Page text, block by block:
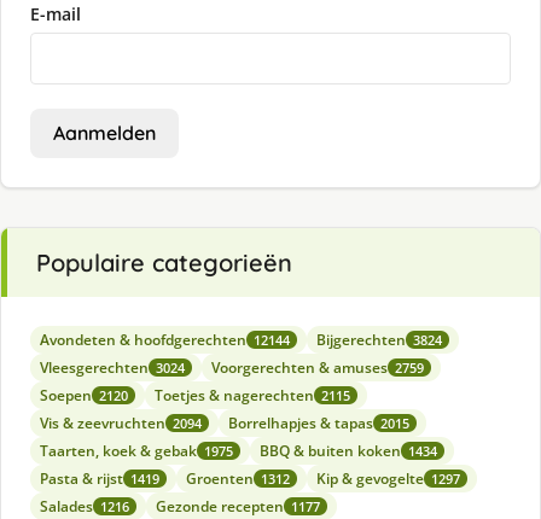
E-mail
Aanmelden
Populaire categorieën
Avondeten & hoofdgerechten 12144 Bijgerechten 3824
Vleesgerechten 3024 Voorgerechten & amuses 2759
Soepen 2120 Toetjes & nagerechten 2115
Vis & zeevruchten 2094 Borrelhapjes & tapas 2015
Taarten, koek & gebak 1975 BBQ & buiten koken 1434
Pasta & rijst 1419 Groenten 1312 Kip & gevogelte 1297
Salades 1216 Gezonde recepten 1177